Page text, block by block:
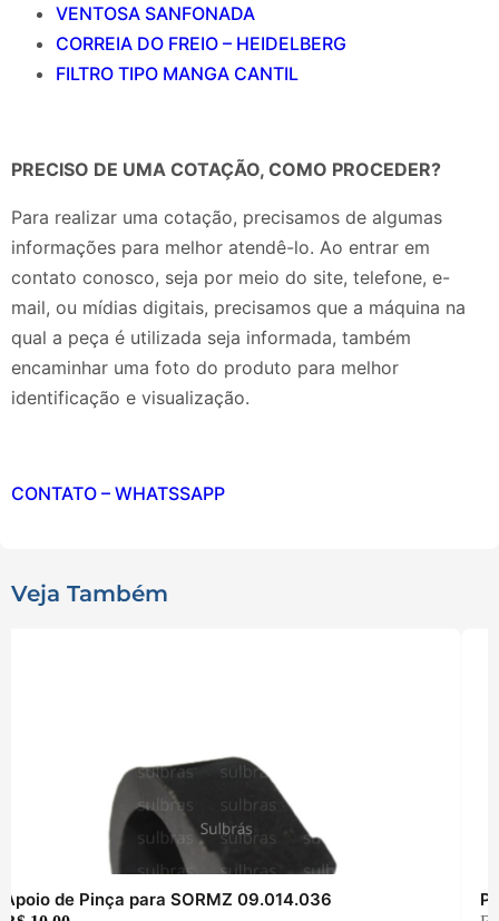
VENTOSA SANFONADA
CORREIA DO FREIO – HEIDELBERG
FILTRO TIPO MANGA CANTIL
PRECISO DE UMA COTAÇÃO, COMO PROCEDER?
Para realizar uma cotação, precisamos de algumas
informações para melhor atendê-lo. Ao entrar em
contato conosco, seja por meio do site, telefone, e-
mail, ou mídias digitais, precisamos que a máquina na
qual a peça é utilizada seja informada, também
encaminhar uma foto do produto para melhor
identificação e visualização.
CONTATO – WHATSSAPP
Veja Também
Apoio de Pinça para SORMZ 09.014.036